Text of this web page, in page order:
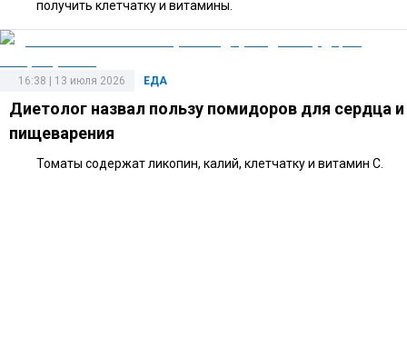
получить клетчатку и витамины.
ЕДА
16:38 | 13 июля 2026
Диетолог назвал пользу помидоров для сердца и
пищеварения
Томаты содержат ликопин, калий, клетчатку и витамин C.